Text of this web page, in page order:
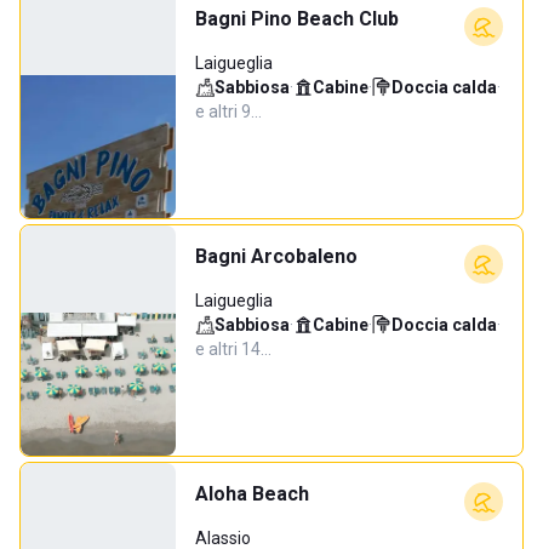
Bagni Pino Beach Club
Laigueglia
Sabbiosa· Cabine· Doccia calda·
e altri 9…
Bagni Arcobaleno
Laigueglia
Sabbiosa· Cabine· Doccia calda·
e altri 14…
Aloha Beach
Alassio